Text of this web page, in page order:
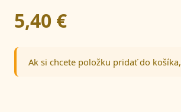
5,40 €
Ak si chcete položku pridať do košíka,